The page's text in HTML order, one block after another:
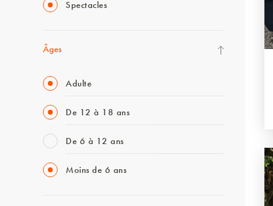
Spectacles
Âges
Adulte
De 12 à 18 ans
De 6 à 12 ans
Moins de 6 ans